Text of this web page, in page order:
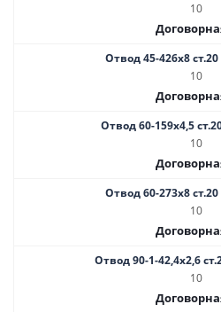
10
Отвод 45-426х8
10
Отвод 60-159х4,5
10
Отвод 60-273х8
10
Отвод 90-1-42,4х2,6
10